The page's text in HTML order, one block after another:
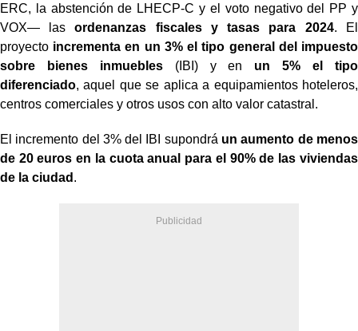
ERC, la abstención de LHECP-C y el voto negativo del PP y
VOX— lasordenanzas fiscales y tasas para 2024. El
proyecto incrementa en un 3% el tipo general del impuesto
sobre bienes inmuebles(IBI) y en un 5% el tipo
diferenciado, aquel que se aplica a equipamientos hoteleros,
centros comerciales y otros usos con alto valor catastral.
El incremento del 3% del IBI supondrá un aumento de menos
de 20 euros en la cuota anual para el 90% de las viviendas
de la ciudad .